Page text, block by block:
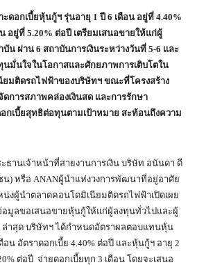
ะดอกเบี้ยหุ้นกู้ฯ รุ่นอายุ 1 ปี 6 เดือน อยู่ที่ 4.40%
อยู่ที่ 5.20% ต่อปี เตรียมเสนอขายให้แก่ผู้
น ผ่าน 6 สถาบันการเงินระหว่างวันที่ 5-6 และ
นมั่นใจในโอกาสและศักยภาพการเติบโตใน
มติดรถไฟฟ้าของบริษัทฯ ขณะที่โครงสร้าง
ดการสภาพคล่องเงินสด และการรักษา
กเบี้ยสุทธิต่อทุนตามเป้าหมาย สะท้อนถึงความ
ธานเจ้าหน้าที่สายงานการเงิน บริษัท อนันดา ดี
น) หรือ ANANผู้นำแห่งวงการพัฒนาที่อยู่อาศัย
งผู้นำตลาดคอนโดมิเนียมติดรถไฟฟ้าเปิดเผย
มูลขอเสนอขายหุ้นกู้ให้แก่ผู้ลงทุนทั่วไปและผู้
ล่าสุด บริษัทฯ ได้กำหนดอัตราผลตอบแทนหุ้น
อน อัตราดอกเบี้ย 4.40% ต่อปี และหุ้นกู้ฯ อายุ 2
ต่อปี จ่ายดอกเบี้ยทุก 3 เดือน โดยจะเสนอ